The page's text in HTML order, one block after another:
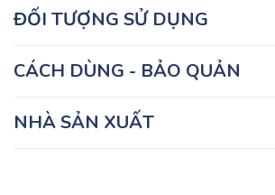
ĐỐI TƯỢNG SỬ DỤNG
CÁCH DÙNG - BẢO QUẢN
NHÀ SẢN XUẤT